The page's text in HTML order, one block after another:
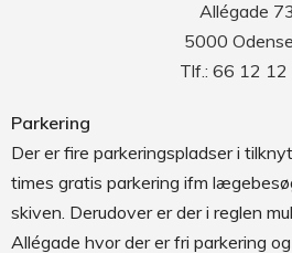
Allégade 73
5000
Tlf.: 66 12 12
Parkering
Der er fire parkeringspladser i
times gratis parkering ifm
skiven. Derudover er der i reglen
Allégade hvor der er fri parkering